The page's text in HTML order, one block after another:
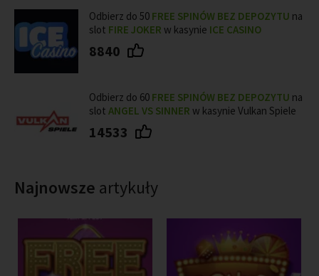
Odbierz do 50 FREE SPINÓW BEZ DEPOZYTU na
slot FIRE JOKER w kasynie ICE CASINO
8840
Odbierz do 60 FREE SPINÓW BEZ DEPOZYTU na
slot ANGEL VS SINNER w kasynie Vulkan Spiele
14533
Najnowsze artykuły